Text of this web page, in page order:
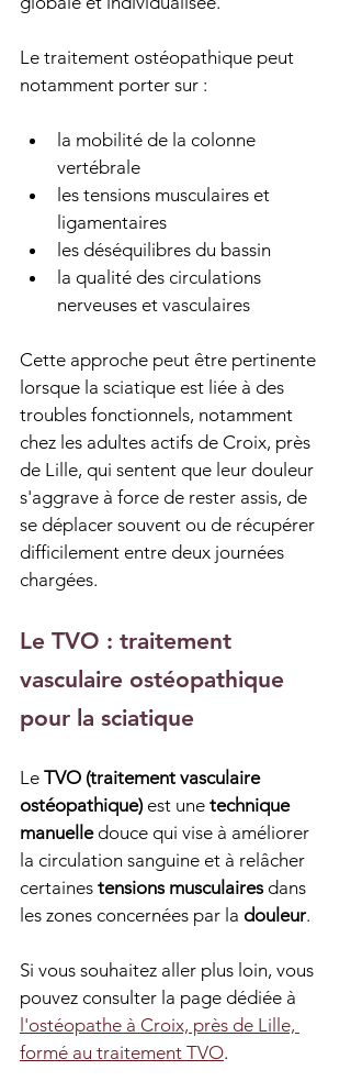
Le traitement ostéopathique peut
notamment porter sur :
la mobilité de la colonne
vertébrale
les tensions musculaires et
ligamentaires
les déséquilibres du bassin
la qualité des circulations
nerveuses et vasculaires
Cette approche peut être pertinente
lorsque la sciatique est liée à des
troubles fonctionnels, notamment
chez les adultes actifs de Croix, près
de Lille, qui sentent que leur douleur
s'aggrave à force de rester assis, de
se déplacer souvent ou de récupérer
difficilement entre deux journées
chargées.
Le TVO : traitement
vasculaire ostéopathique
pour la sciatique
Le TVO (traitement vasculaire
ostéopathique) est une technique
manuelle douce qui vise à améliorer
la circulation sanguine et à relâcher
certaines tensions musculaires dans
les zones concernées par la douleur.
Si vous souhaitez aller plus loin, vous
pouvez consulter la page dédiée à
l'ostéopathe à Croix, près de Lille,
formé au traitement TVO.